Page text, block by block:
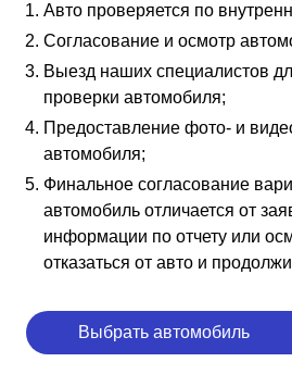
Авто проверяется по
Согласование и осмотр
Выезд наших специалистов
проверки автомобиля;
Предоставление фото- и
автомобиля;
Финальное согласование
автомобиль отличается от
информации по отчету или
отказаться от авто и
Выбрать автомобиль